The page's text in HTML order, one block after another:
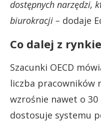
dostępnych narzędzi,
biurokracji – dodaje
Co dalej z
Szacunki OECD
liczba pracowników
wzrośnie nawet o 30
dostosuje systemu